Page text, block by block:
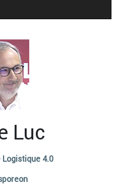
Luc
4.0